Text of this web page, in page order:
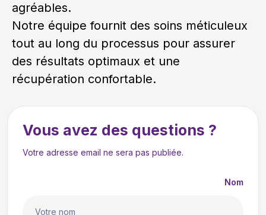
agréables.
Notre équipe fournit des soins méticuleux
tout au long du processus pour assurer
des résultats optimaux et une
récupération confortable.
Vous avez des questions ?
Votre adresse email ne sera pas publiée.
Nom